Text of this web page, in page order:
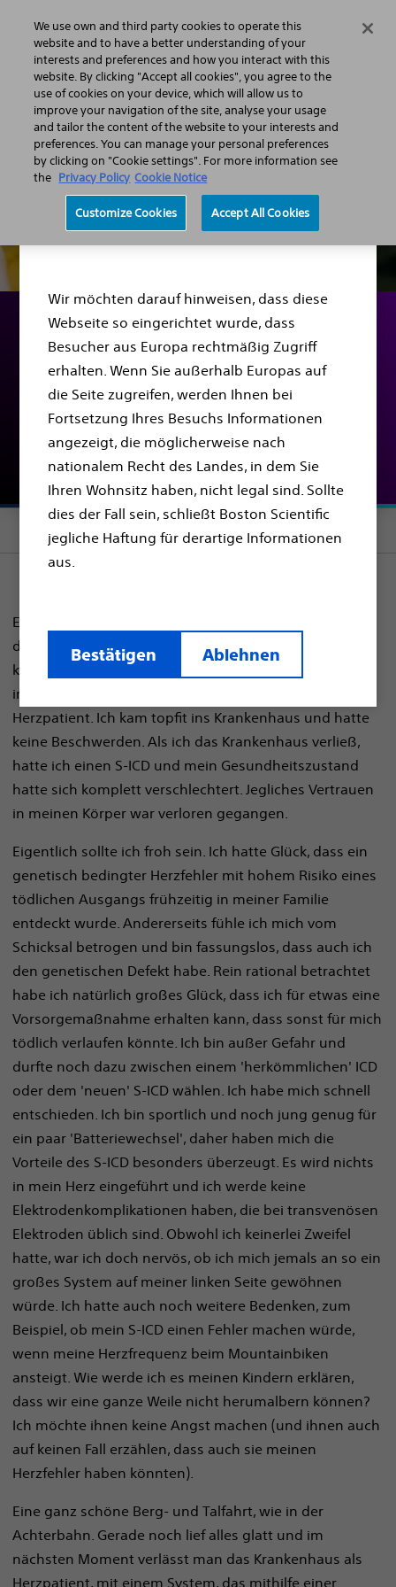
Sehr geehrte(r)
Besucher(in),
Wir möchten darauf hinweisen, dass diese
Webseite so eingerichtet wurde, dass
Besucher aus Europa rechtmäßig Zugriff
erhalten. Wenn Sie außerhalb Europas auf
die Seite zugreifen, werden Ihnen bei
Fortsetzung Ihres Besuchs Informationen
angezeigt, die möglicherweise nach
nationalem Recht des Landes, in dem Sie
Ihren Wohnsitz haben, nicht legal sind. Sollte
dies der Fall sein, schließt Boston Scientific
jegliche Haftung für derartige Informationen
aus.
Bestätigen Ablehnen
PATIENTENBERICHTE
Achterbahnfahrt (ca. 2
Monate nach dem
Eingriff)
Section menu
Es ist erstaunlich, wie schnell das Leben plötzlich auf
dem Kopf stehen kann. Ich hatte nie Beschwerden,
keine Arrhythmien, Herzstillstände oder sonst
irgendetwas. Und trotzdem bin ich neuerdings
Herzpatient. Ich kam topfit ins Krankenhaus und hatte
keine Beschwerden. Als ich das Krankenhaus verließ,
hatte ich einen S-ICD und mein Gesundheitszustand
hatte sich komplett verschlechtert. Jegliches Vertrauen
in meinen Körper war verloren gegangen.
Eigentlich sollte ich froh sein. Ich hatte Glück, dass ein
genetisch bedingter Herzfehler mit hohem Risiko eines
tödlichen Ausgangs frühzeitig in meiner Familie
entdeckt wurde. Andererseits fühle ich mich vom
Schicksal betrogen und bin fassungslos, dass auch ich
den genetischen Defekt habe. Rein rational betrachtet
habe ich natürlich großes Glück, dass ich für etwas eine
Vorsorgemaßnahme erhalten kann, dass sonst für mich
tödlich verlaufen könnte. Ich bin außer Gefahr und
durfte noch dazu zwischen einem 'herkömmlichen' ICD
oder dem 'neuen' S-ICD wählen. Ich habe mich schnell
entschieden. Ich bin sportlich und noch jung genug für
ein paar 'Batteriewechsel', daher haben mich die
Vorteile des S-ICD besonders überzeugt. Es wird nichts
in mein Herz eingeführt und ich werde keine
Elektrodenkomplikationen haben, die bei transvenösen
Elektroden üblich sind. Obwohl ich keinerlei Zweifel
hatte, war ich doch nervös, ob ich mich jemals an so ein
großes System auf meiner linken Seite gewöhnen
würde. Ich hatte auch noch weitere Bedenken, zum
Beispiel, ob mein S-ICD einen Fehler machen würde,
wenn meine Herzfrequenz beim Mountainbiken
ansteigt. Wie werde ich es meinen Kindern erklären,
dass wir eine ganze Weile nicht herumalbern können?
Ich möchte ihnen keine Angst machen (und ihnen auch
auf keinen Fall erzählen, dass auch sie meinen
Herzfehler haben könnten).
Eine ganz schöne Berg- und Talfahrt, wie in der
Achterbahn. Gerade noch lief alles glatt und im
nächsten Moment verlässt man das Krankenhaus als
Herzpatient, mit einem System, das mithilfe einer
We use own and third party cookies to operate this
website and to have a better understanding of your
interests and preferences and how you interact with this
website. By clicking "Accept all cookies", you agree to the
use of cookies on your device, which will allow us to
improve your navigation of the site, analyse your usage
and tailor the content of the website to your interests and
preferences. You can manage your personal preferences
by clicking on "Cookie settings". For more information see
the Privacy Policy Cookie Notice
Customize Cookies Accept All Cookies